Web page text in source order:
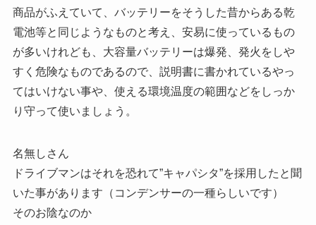
商品がふえていて、バッテリーをそうした昔からある乾
電池等と同じようなものと考え、安易に使っているもの
が多いけれども、大容量バッテリーは爆発、発火をしや
すく危険なものであるので、説明書に書かれているやっ
てはいけない事や、使える環境温度の範囲などをしっか
り守って使いましょう。
名無しさん
ドライブマンはそれを恐れて”キャパシタ”を採用したと聞
いた事があります（コンデンサーの一種らしいです）
そのお陰なのか